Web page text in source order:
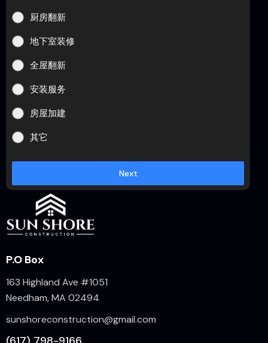
厨房翻新
地下室装修
全屋翻新
安装服务
房屋加建
其它
Next
P.O Box
163 Highland Ave #1051
Needham, MA 02494
sunshoreconstruction@gmail.com